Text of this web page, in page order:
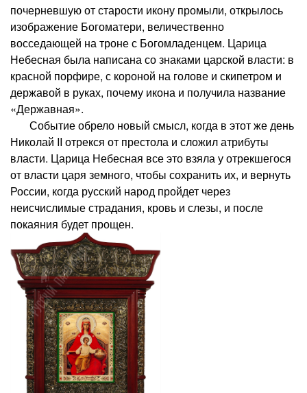
почерневшую от старости икону промыли, открылось
изображение Богоматери, величественно
восседающей на троне с Богомладенцем. Царица
Небесная была написана со знаками царской власти: в
красной порфире, с короной на голове и скипетром и
державой в руках, почему икона и получила название
«Державная».
Событие обрело новый смысл, когда в этот же день
Николай II отрекся от престола и сложил атрибуты
власти. Царица Небесная все это взяла у отрекшегося
от власти царя земного, чтобы сохранить их, и вернуть
России, когда русский народ пройдет через
неисчислимые страдания, кровь и слезы, и после
покаяния будет прощен.